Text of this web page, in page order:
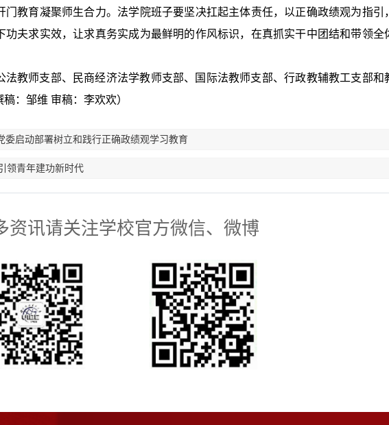
教育凝聚师生合力。法学院班子要坚决扛起主体责任，以正确政绩观为指引，
功夫求实效，让求真务实成为最鲜明的作风标识，在真抓实干中团结和带领全
法教师支部、民商经济法学教师支部、国际法教师支部、行政教辅教工支部和
稿：邹维 审稿：李欢欢）
委启动部署树立和践行正确政绩观学习教育
领青年建功新时代
资讯请关注学校官方微信、微博